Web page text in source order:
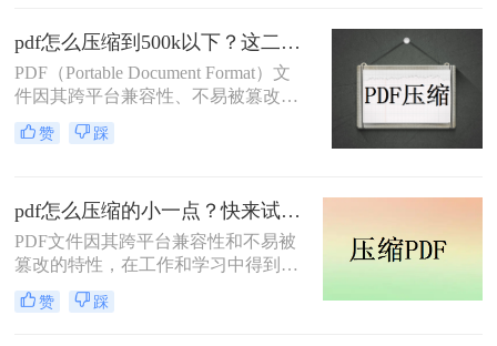
变得尤为重要。本文将详细介绍四种
常用的方法，帮助您轻松应对这一挑
战。
pdf怎么压缩到500k以下？这二种压缩方法你可以轻松学会！
PDF（Portable Document Format）文
件因其跨平台兼容性、不易被篡改的
特性以及保持文档格式一致性的能
力，在日常办公和文件分享中得到了
上传、发送或存储。那么pdf怎么压缩
到500k以下呢？本文将介绍两种将
PDF文件压缩到500K以下的方法。
赞 踩
pdf怎么压缩的小一点？快来试试这4种压缩方法！
PDF文件因其跨平台兼容性和不易被
篡改的特性，在工作和学习中得到了
广泛应用。然而，PDF文件有时体积
过大，不便于存储和传输。那么pdf怎
赞 踩